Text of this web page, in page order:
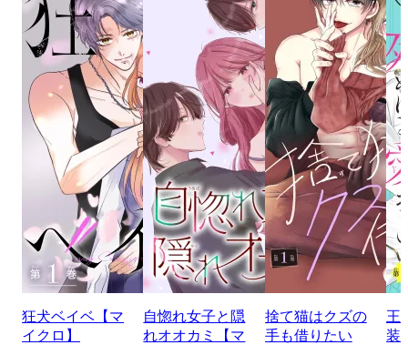
狂犬ベイベ【マ
イクロ】
自惚れ女子と隠
れオオカミ【マ
捨て猫はクズの
手も借りたい
王
装